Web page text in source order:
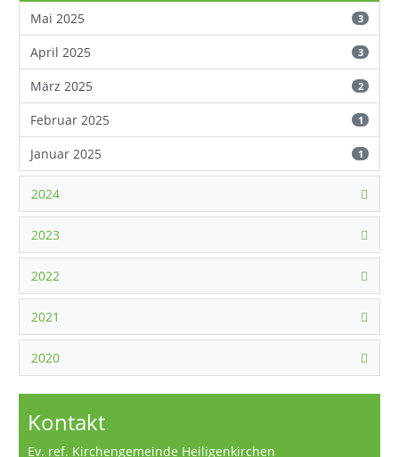
Mai 2025 3
April 2025 3
März 2025 2
Februar 2025 1
Januar 2025 1
2024
2023
2022
2021
2020
Kontakt
Ev. ref. Kirchengemeinde Heiligenkirchen